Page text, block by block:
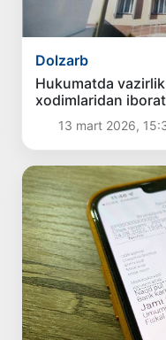
Dolzarb
Hukumatda
xodimlaridan
13 mart 2026,